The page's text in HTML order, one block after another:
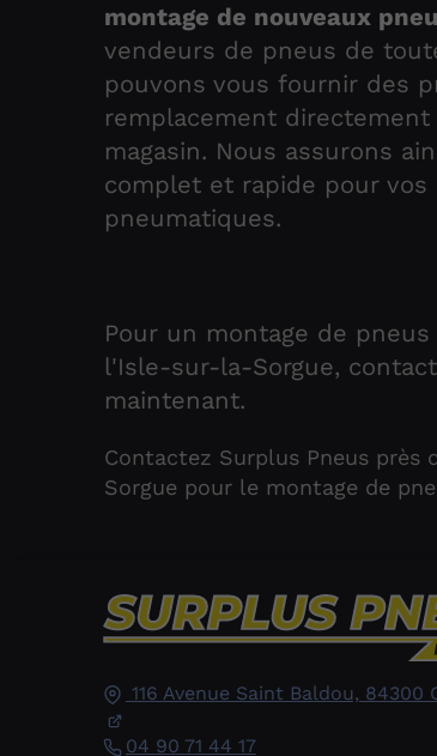
montage de nouveaux
vendeurs de pneus de
pouvons vous fournir des
remplacement
magasin. Nous assurons
complet et rapide pour vos
pneumatiques.
Pour un montage de
l'Isle-sur-la-Sorgue,
maintenant.
Contactez Surplus Pneus près
Sorgue pour le montage de
116 Avenue Saint Baldou, 84300
04 90 71 44 17